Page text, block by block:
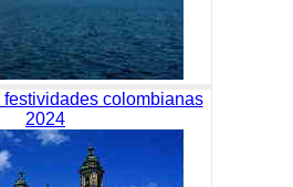
colombianas
2024